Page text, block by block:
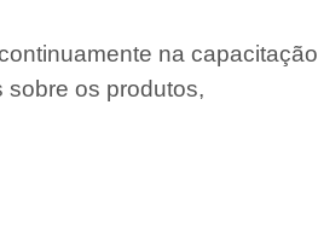
na capacitação
os produtos,